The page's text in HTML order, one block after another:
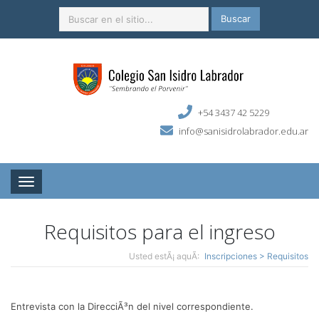
Buscar
+54 3437 42 5229
info@sanisidrolabrador.edu.ar
Toggle navigation
Requisitos para el ingreso
Usted estÃ¡ aquÃ­: Inscripciones > Requisitos
Entrevista con la DirecciÃ³n del nivel correspondiente.